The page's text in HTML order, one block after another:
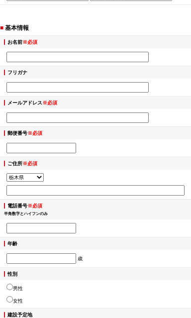
■ 基本情報
お名前※必須
フリガナ
メールアドレス※必須
郵便番号※必須
ご住所※必須
電話番号※必須
半角数字とハイフンのみ
年齢
歳
性別
男性
女性
建設予定地